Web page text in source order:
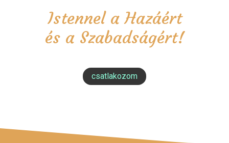
Istennel a Hazáért
és a Szabadságért!
csatlakozom